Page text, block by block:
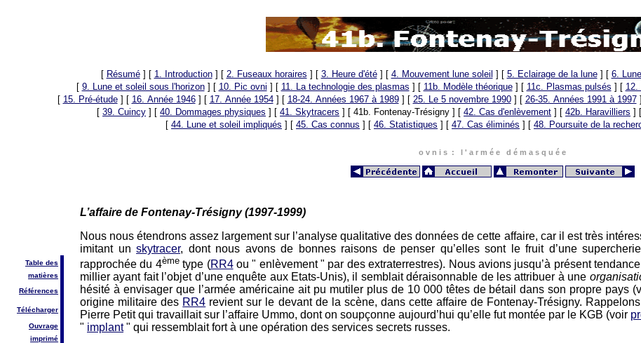
[ Résumé] [ 1. Introduction] [ 2. Fuseaux horaires ] [ 3. Heure d'été] [ 4. Mouvement lune soleil ] [ 5. Eclairage de la lune] [ 6.
[ 9. Lune et soleil sous l'horizon] [ 10. Pic ovni ] [ 11. La technologie des plasmas ] [ 11b. Modèle théorique] [ 11c. Plasmas pulsés ] [ 12.
[ 15. Pré-étude] [ 16. Année 1946] [ 17. Année 1954] [ 18-24. Années 1967 à 1989] [ 25. Le 5 novembre 1990] [ 26-35. Années 1991 à 1997]
[ 39. Cuincy ] [ 40. Dommages physiques ] [ 41. Skytracers ] [ 41b. Fontenay-Trésigny ] [ 42. Cas d'enlèvement ] [ 42b. Haravilliers ] [
[ 44. Lune et soleil impliqués ] [ 45. Cas connus ] [ 46. Statistiques ] [ 47. Cas éliminés ] [ 48. Poursuite de la
o v n i s : l ' a r m é e d é m a s q u é e
Table des
matières
Références
Télécharger
Ouvrage
imprimé
L’affaire de Fontenay-Trésigny (1997-1999)
Nous nous étendrons assez largement sur l’analyse qualitative des données de cette affaire, car il est très
imitant unskytracer, dont nous avons de bonnes raisons de penser qu’elles sont le fruit d’une
rapprochée du 4èmetype (RR4ou " enlèvement " par des extraterrestres). Nous avions jusqu’à présent
millier ayant fait l’objet d’une enquête aux Etats-Unis), il semblait déraisonnable de les attribuer à une
hésité à envisager que l’armée américaine ait pu mutiler plus de 10 000 têtes de bétail dans son propre pays
origine militaire des RR4 revient sur le devant de la scène, dans cette affaire de Fontenay-Trésigny.
Pierre Petit qui travaillait sur l’affaire Ummo, dont on soupçonne aujourd’hui qu’elle fut montée par le KGB (voir
" implant" qui ressemblait fort à une opération des services secrets russes.